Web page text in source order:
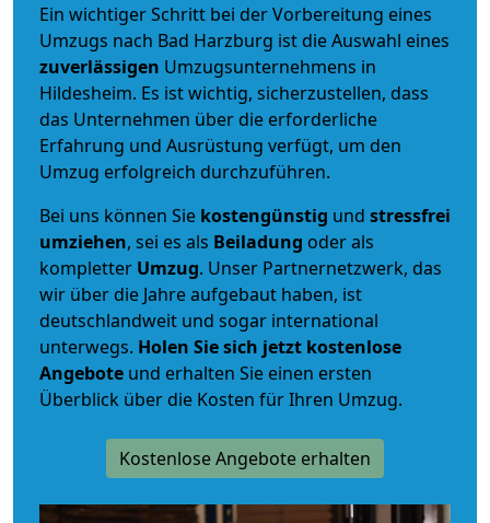
Ein wichtiger Schritt bei der Vorbereitung eines
Umzugs nach Bad Harzburg ist die Auswahl eines
zuverlässigen Umzugsunternehmens in
Hildesheim. Es ist wichtig, sicherzustellen, dass
das Unternehmen über die erforderliche
Erfahrung und Ausrüstung verfügt, um den
Umzug erfolgreich durchzuführen.
Bei uns können Sie kostengünstig und stressfrei
umziehen, sei es als Beiladung oder als
kompletter Umzug. Unser Partnernetzwerk, das
wir über die Jahre aufgebaut haben, ist
deutschlandweit und sogar international
unterwegs. Holen Sie sich jetzt kostenlose
Angebote und erhalten Sie einen ersten
Überblick über die Kosten für Ihren Umzug.
Kostenlose Angebote erhalten